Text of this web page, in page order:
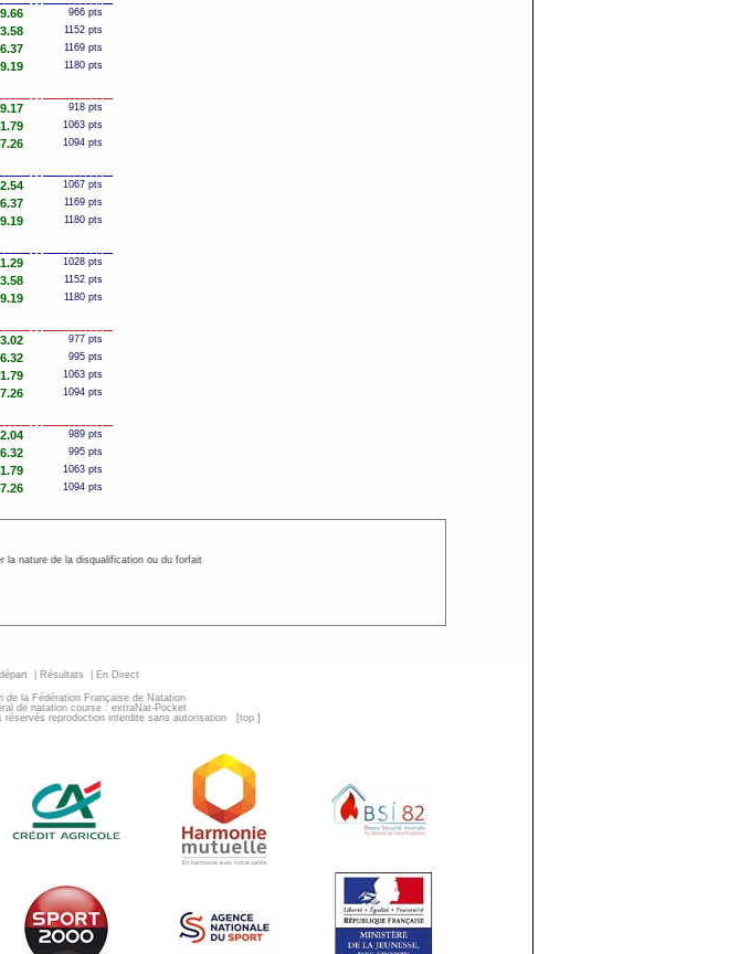
966 pts
1152 pts
1169 pts
1180 pts
918 pts
1063 pts
1094 pts
1067 pts
1169 pts
1180 pts
1028 pts
1152 pts
1180 pts
977 pts
995 pts
1063 pts
1094 pts
989 pts
995 pts
1063 pts
1094 pts
la nature de la disqualification ou du forfait
Résultats En Direct
de la Fédération Française de Natation
de natation course : extraNat-Pocket
reproduction interdite sans autorisation
[top ]